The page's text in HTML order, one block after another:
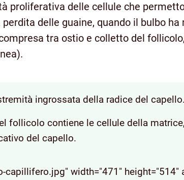
proliferativa delle cellule che
perdita delle guaine, quando il bulbo
tra ostio e colletto del
ingrossata della radice del capello.
follicolo contiene le cellule della
del capello.
capillifero.jpg" width="471" height="514"